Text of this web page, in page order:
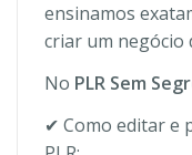
ensinamos
criar um negócio
No PLR Sem
✔ Como editar e